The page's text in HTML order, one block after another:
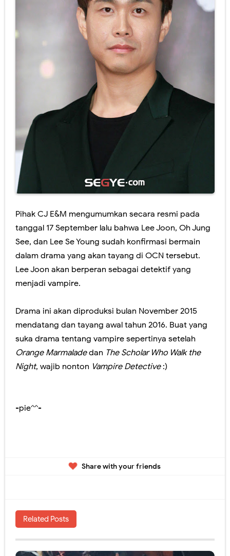
Pihak CJ E&M mengumumkan secara resmi pada
tanggal 17 September lalu bahwa Lee Joon, Oh Jung
See, dan Lee Se Young sudah konfirmasi bermain
dalam drama yang akan tayang di OCN tersebut.
Lee Joon akan berperan sebagai detektif yang
menjadi vampire.
Drama ini akan diproduksi bulan November 2015
mendatang dan tayang awal tahun 2016. Buat yang
suka drama tentang vampire sepertinya setelah
Orange Marmaladedan The Scholar Who Walk the
Night, wajib nonton Vampire Detective:)
-pie^^-
Share with your friends
Related Posts